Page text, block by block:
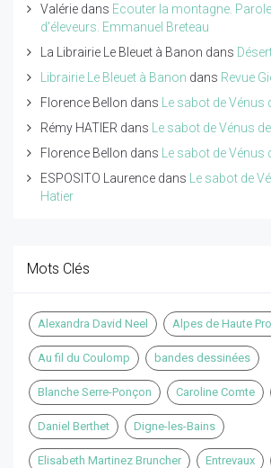
Valérie dans Ecouter la montagne.
d'éleveurs. Emmanuel Breteau
La Librairie Le Bleuet à Banon dans
Librairie Le Bleuet à Banon dans Revue
Florence Bellon dans
Le sabot de Vénus
Rémy HATIER dans
Le sabot de Vénus
Florence Bellon dans
Le sabot de Vénus
ESPOSITO Laurence dans
Le sabot de
Hatier
Mots Clés
Alexandra David Neel Alpes de Haute
Au fil du Coulomp bandes dessinées
Blanche Serre-Ponçon Caroline Comte
Daniel Berthet Digne-les-Bains
Elisabeth Martinez Bruncher Entrevaux